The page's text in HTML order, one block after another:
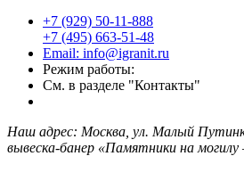
+7 (929) 50-11-888
+7 (495) 663-51-48
Email: info@igranit.ru
Режим работы:
См. в разделе "Контакты"
Наш адрес: Москва, ул. Малый
вывеска-банер «Памятники на